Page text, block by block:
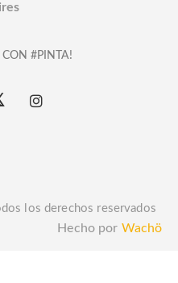
CON #PINTA!
los derechos reservados
Hecho por Wachö